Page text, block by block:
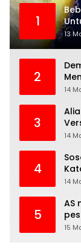
1
13
2
14
3
14
4
14
5
AS
15